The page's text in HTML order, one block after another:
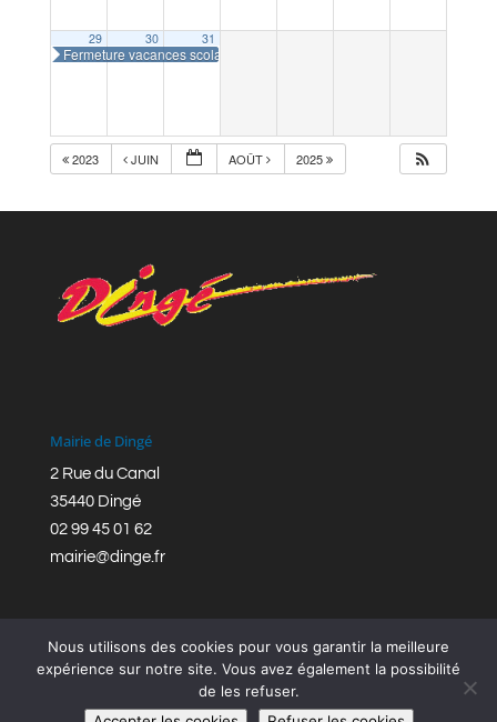
29
Fermeture vacances scolaires du Magasin Gratuit de Ma P’tite Glanerie
30 31
2023 JUIN AOÛT 2025
Mairie de Dingé
2 Rue du Canal
35440 Dingé
02 99 45 01 62
mairie@dinge.fr
Réalisation © Mairie de Dingé,Bretagne Romantique
Nous utilisons des cookies pour vous garantir la meilleure
expérience sur notre site. Vous avez également la possibilité
de les refuser.